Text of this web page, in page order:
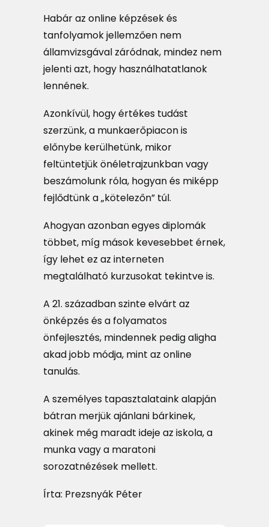
Habár az online képzések és
tanfolyamok jellemzően nem
államvizsgával záródnak, mindez nem
jelenti azt, hogy használhatatlanok
lennének.
Azonkívül, hogy értékes tudást
szerzünk, a munkaerőpiacon is
előnybe kerülhetünk, mikor
feltüntetjük önéletrajzunkban vagy
beszámolunk róla, hogyan és miképp
fejlődtünk a „kötelezőn” túl.
Ahogyan azonban egyes diplomák
többet, míg mások kevesebbet érnek,
így lehet ez az interneten
megtalálható kurzusokat tekintve is.
A 21. században szinte elvárt az
önképzés és a folyamatos
önfejlesztés, mindennek pedig aligha
akad jobb módja, mint az online
tanulás.
A személyes tapasztalataink alapján
bátran merjük ajánlani bárkinek,
akinek még maradt ideje az iskola, a
munka vagy a maratoni
sorozatnézések mellett.
Írta: Prezsnyák Péter